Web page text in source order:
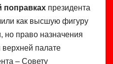
поправках президента
как высшую фигуру
но право назначения
верхней палате
– Совету